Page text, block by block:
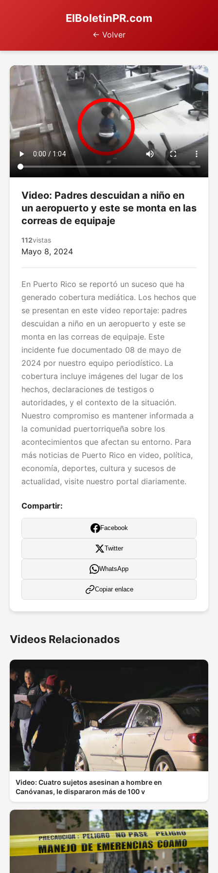
ElBoletinPR.com
← Volver
Video: Padres descuidan a niño en
un aeropuerto y este se monta en las
correas de equipaje
112vistas
Mayo 8, 2024
En Puerto Rico se reportó un suceso que ha
generado cobertura mediática. Los hechos que
se presentan en este video reportaje: padres
descuidan a niño en un aeropuerto y este se
monta en las correas de equipaje. Este
incidente fue documentado 08 de mayo de
2024 por nuestro equipo periodístico. La
cobertura incluye imágenes del lugar de los
hechos, declaraciones de testigos o
autoridades, y el contexto de la situación.
Nuestro compromiso es mantener informada a
la comunidad puertorriqueña sobre los
acontecimientos que afectan su entorno. Para
más noticias de Puerto Rico en video, política,
economía, deportes, cultura y sucesos de
actualidad, visite nuestro portal diariamente.
Compartir:
Facebook
Twitter
WhatsApp
Copiar enlace
Videos Relacionados
Video: Cuatro sujetos asesinan a hombre en
Canóvanas, le dispararon más de 100 v